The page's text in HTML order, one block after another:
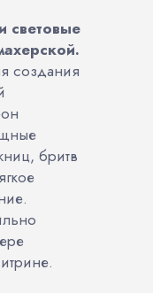
световые
создания
бритв